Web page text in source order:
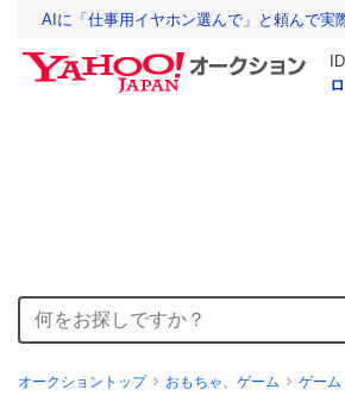
AIに「仕事用イヤホン選んで」と頼んで実
オークショントップ おもちゃ、ゲーム ゲーム